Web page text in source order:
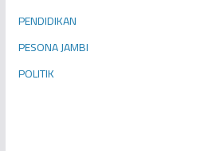
PENDIDIKAN
PESONA JAMBI
POLITIK